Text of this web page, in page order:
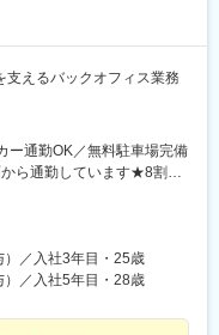
支えるバックオフィス業務
ー通勤OK／無料駐車場完備
ら通勤しています★8割の
勤時は最寄り駅との送迎
29＜アクセス＞JR函館
」より車で25分、「南小
札幌寄りに位置していま
／入社3年目・25歳
／入社5年目・28歳